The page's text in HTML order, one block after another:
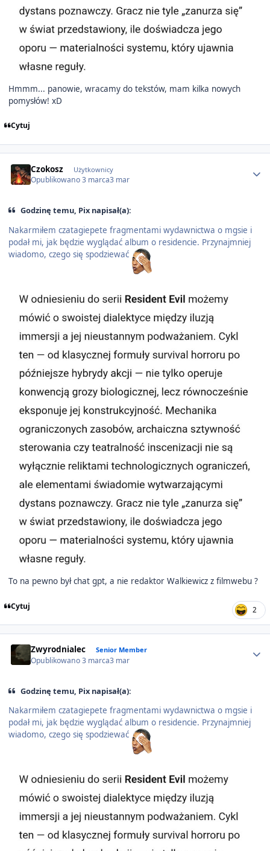
Hmmm... panowie, wracamy do tekstów, mam kilka nowych
pomysłów! xD
Cytuj
Czokosz Użytkownicy
Opublikowano3 marca3 mar
Godzinę temu, Pix napisał(a):
Nakarmiłem czatagiepete fragmentami wydawnictwa o mgsie i
podał mi, jak będzie wyglądać album o residencie. Przynajmniej
wiadomo, czego się spodziewać
To na pewno był chat gpt, a nie redaktor Walkiewicz z filmwebu ?
Cytuj 2
Zwyrodnialec Senior Member
Opublikowano3 marca3 mar
Godzinę temu, Pix napisał(a):
Nakarmiłem czatagiepete fragmentami wydawnictwa o mgsie i
podał mi, jak będzie wyglądać album o residencie. Przynajmniej
wiadomo, czego się spodziewać